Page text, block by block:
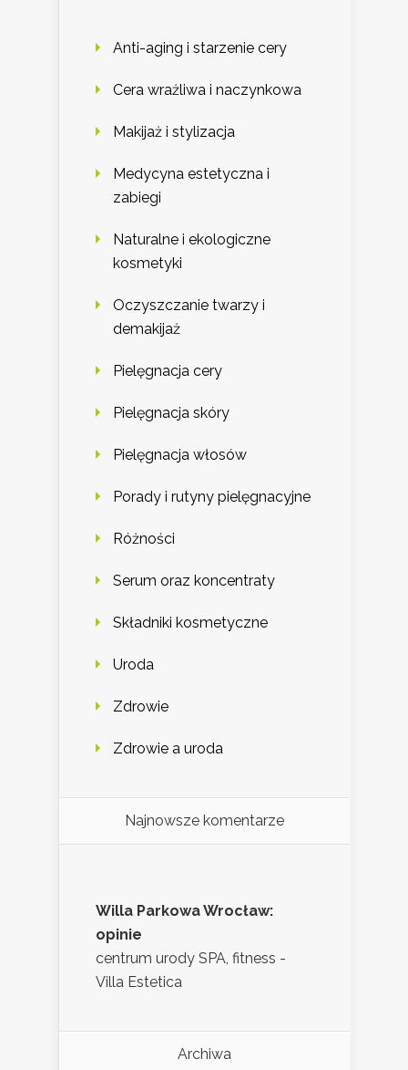
Anti-aging i starzenie cery
Cera wrażliwa i naczynkowa
Makijaż i stylizacja
Medycyna estetyczna i
zabiegi
Naturalne i ekologiczne
kosmetyki
Oczyszczanie twarzy i
demakijaż
Pielęgnacja cery
Pielęgnacja skóry
Pielęgnacja włosów
Porady i rutyny pielęgnacyjne
Różności
Serum oraz koncentraty
Składniki kosmetyczne
Uroda
Zdrowie
Zdrowie a uroda
Najnowsze komentarze
Willa Parkowa Wrocław:
opinie
centrum urody SPA, fitness -
Villa Estetica
Archiwa